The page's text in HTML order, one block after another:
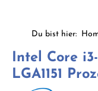
Du bist hier:
Intel Core
LGA1151